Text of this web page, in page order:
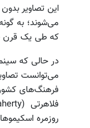
این تصاویر
می‌شوند؛ به
که طی یک قرن
در حالی که
می‌توانست
فرهنگ‌های
روزمره